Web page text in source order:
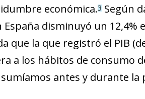
económica.3Según
disminuyó un 12,4%
que la que registró el PIB
a los hábitos de consumo
antes y durante la